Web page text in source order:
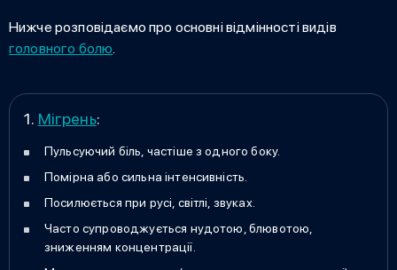
Нижче розповідаємо про основні відмінності видів
головного болю.
1. Мігрень:
Пульсуючий біль, частіше з одного боку.
Помірна або сильна інтенсивність.
Посилюється при русі, світлі, звуках.
Часто супроводжується нудотою, блювотою,
зниженням концентрації.